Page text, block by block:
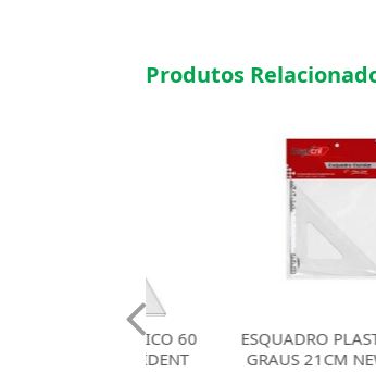
Produtos
ESQUADRO PLASTICO 45
GRAUS 21CM NEW LINE